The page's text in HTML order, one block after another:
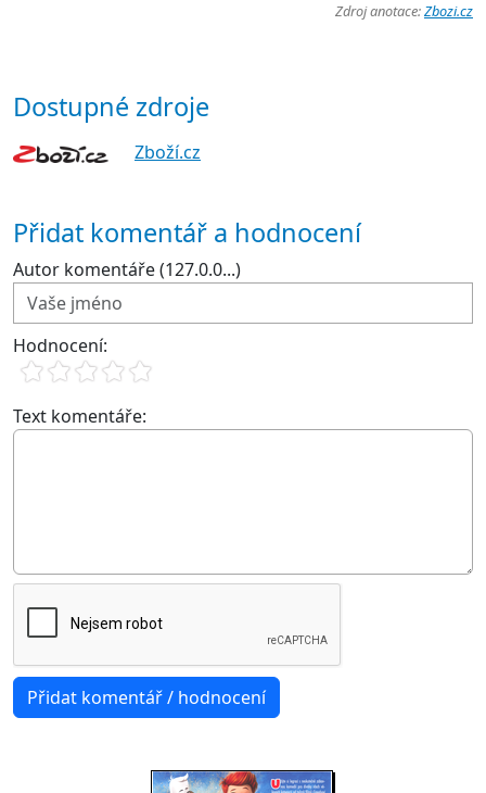
Zdroj anotace:Zbozi.cz
Dostupné zdroje
Zboží.cz
Přidat komentář a hodnocení
Autor komentáře (127.0.0...)
Hodnocení:
Text komentáře: